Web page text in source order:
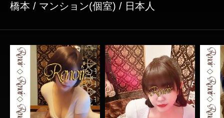
橋本 / マンション(個室) / 日本人